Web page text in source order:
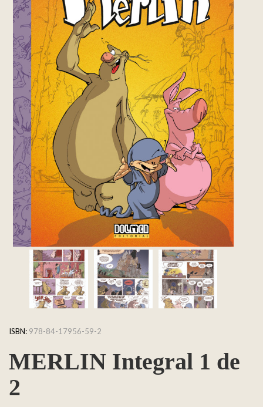
ISBN: 978-84-17956-59-2
MERLIN Integral 1 de
2